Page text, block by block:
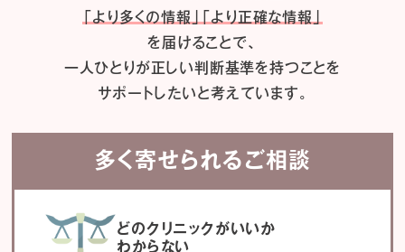
「より多くの情報」「より正確な情報」
を届けることで、
一人ひとりが正しい判断基準を持つことを
サポートしたいと考えています。
多く寄せられるご相談
どのクリニックがいいか
わからない